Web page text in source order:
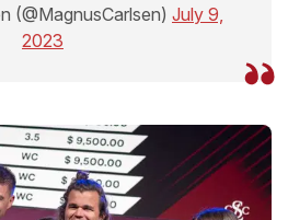
(@MagnusCarlsen) July 9,
2023